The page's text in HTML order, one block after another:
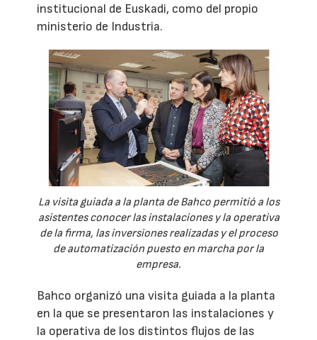
institucional de Euskadi, como del propio
ministerio de Industria.
La visita guiada a la planta de Bahco permitió a los
asistentes conocer las instalaciones y la operativa
de la firma, las inversiones realizadas y el proceso
de automatización puesto en marcha por la
empresa.
Bahco organizó una visita guiada a la planta
en la que se presentaron las instalaciones y
la operativa de los distintos flujos de las